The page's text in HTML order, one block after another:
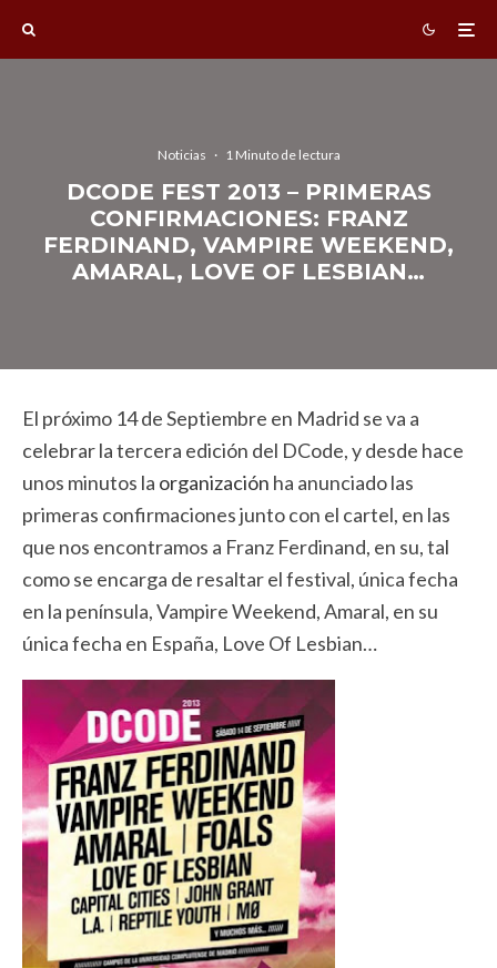
Noticias · 1 Minuto de lectura
DCODE FEST 2013 – PRIMERAS
CONFIRMACIONES: FRANZ
FERDINAND, VAMPIRE WEEKEND,
AMARAL, LOVE OF LESBIAN…
El próximo 14 de Septiembre en Madrid se va a
celebrar la tercera edición del DCode, y desde hace
unos minutos la organización ha anunciado las
primeras confirmaciones junto con el cartel, en las
que nos encontramos a Franz Ferdinand, en su, tal
como se encarga de resaltar el festival, única fecha
en la península, Vampire Weekend, Amaral, en su
única fecha en España, Love Of Lesbian…